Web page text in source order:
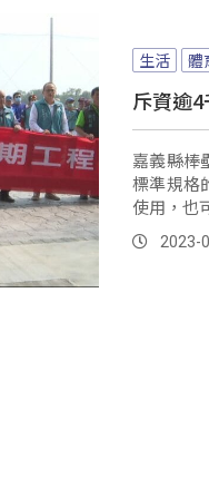
生活 體
斥資逾
嘉義縣棒
標準規格
使用，也
2023-